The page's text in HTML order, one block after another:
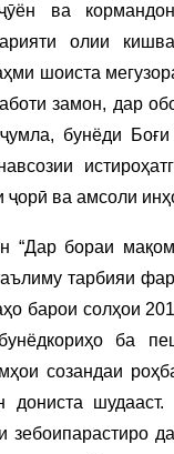
ва
олии
шоиста
замон, дар
ҷумла, бунёди
ва амсоли
“Дар бораи
тарбияи
барои солҳои
ба
созандаи
дониста